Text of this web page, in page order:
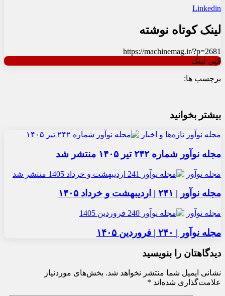
Linkedin
لینک کوتاه نوشته
https://machinemag.ir/?p=2681
کپی لینک
برچسب ها:
بیشتر بخوانید
مجله نوآور تازه‌ها و اخبار
مجله نوآور شماره ۲۴۲ تیر ۱۴۰۵ منتشر شد
مجله نوآور
مجله نوآور | ۲۴۱ | اردیبهشت و خرداد ۱۴۰۵
مجله نوآور
مجله نوآور | ۲۴۰ | فروردین ۱۴۰۵
دیدگاهتان را بنویسید
نشانی ایمیل شما منتشر نخواهد شد. بخش‌های موردنیاز
علامت‌گذاری شده‌اند *